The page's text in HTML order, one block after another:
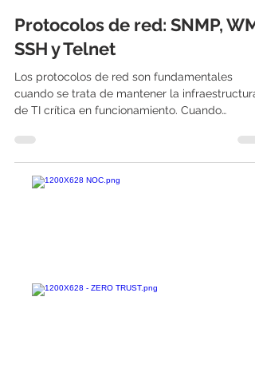
International IT
18 ago 2022
3 min de lectura
Protocolos de red: SNMP,
SSH y Telnet
Los protocolos de red son fundamentales
equipos...